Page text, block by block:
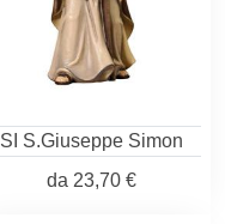
SI S.Giuseppe Simon
da 23,70 €